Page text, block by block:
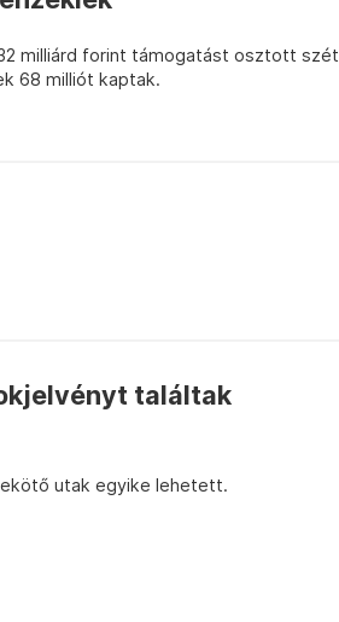
milliárd forint támogatást osztott szét
68 milliót kaptak.
találtak
utak egyike lehetett.